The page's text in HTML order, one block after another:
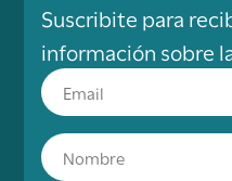
Suscribite para
información sobre